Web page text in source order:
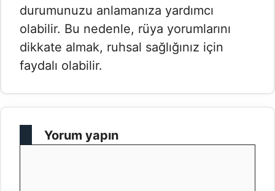
durumunuzu anlamanıza yardımcı
olabilir. Bu nedenle, rüya yorumlarını
dikkate almak, ruhsal sağlığınız için
faydalı olabilir.
Yorum yapın